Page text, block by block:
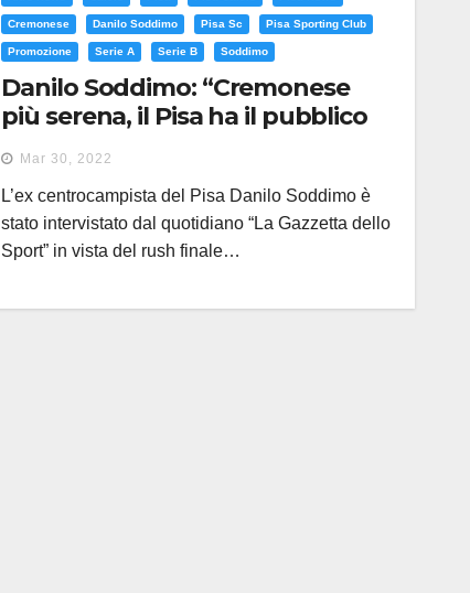
Cremonese Danilo Soddimo Pisa Sc Pisa Sporting Club
Promozione Serie A Serie B Soddimo
Danilo Soddimo: “Cremonese
più serena, il Pisa ha il pubblico
che incide di più”
Mar 30, 2022
L’ex centrocampista del Pisa Danilo Soddimo è
stato intervistato dal quotidiano “La Gazzetta dello
Sport” in vista del rush finale…